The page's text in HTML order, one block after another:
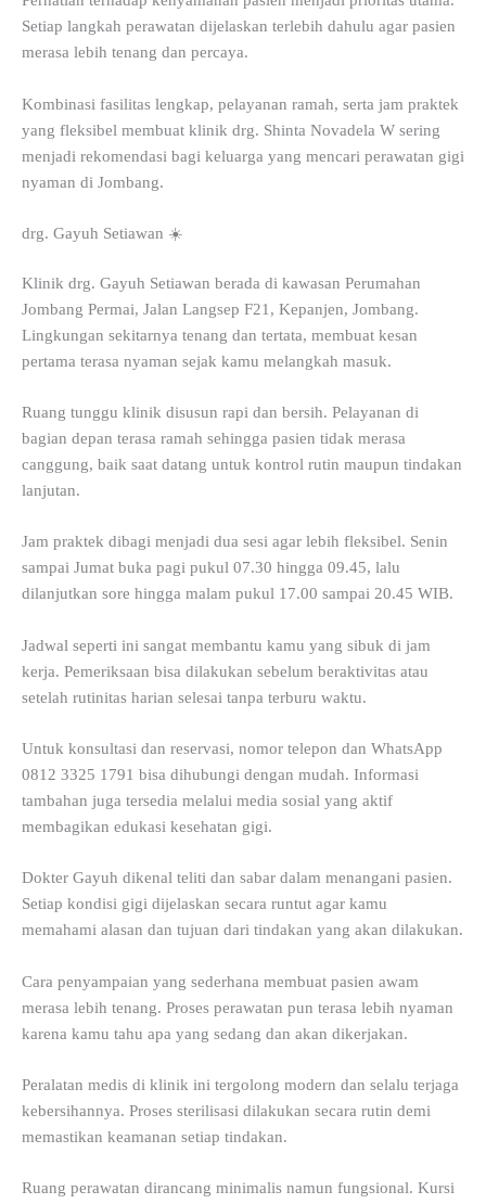
Setiap langkah perawatan dijelaskan terlebih dahulu agar pasien
merasa lebih tenang dan percaya.
Kombinasi fasilitas lengkap, pelayanan ramah, serta jam praktek
yang fleksibel membuat klinik drg. Shinta Novadela W sering
menjadi rekomendasi bagi keluarga yang mencari perawatan gigi
nyaman di Jombang.
drg. Gayuh Setiawan ☀️
Klinik drg. Gayuh Setiawan berada di kawasan Perumahan
Jombang Permai, Jalan Langsep F21, Kepanjen, Jombang.
Lingkungan sekitarnya tenang dan tertata, membuat kesan
pertama terasa nyaman sejak kamu melangkah masuk.
Ruang tunggu klinik disusun rapi dan bersih. Pelayanan di
bagian depan terasa ramah sehingga pasien tidak merasa
canggung, baik saat datang untuk kontrol rutin maupun tindakan
lanjutan.
Jam praktek dibagi menjadi dua sesi agar lebih fleksibel. Senin
sampai Jumat buka pagi pukul 07.30 hingga 09.45, lalu
dilanjutkan sore hingga malam pukul 17.00 sampai 20.45 WIB.
Jadwal seperti ini sangat membantu kamu yang sibuk di jam
kerja. Pemeriksaan bisa dilakukan sebelum beraktivitas atau
setelah rutinitas harian selesai tanpa terburu waktu.
Untuk konsultasi dan reservasi, nomor telepon dan WhatsApp
0812 3325 1791 bisa dihubungi dengan mudah. Informasi
tambahan juga tersedia melalui media sosial yang aktif
membagikan edukasi kesehatan gigi.
Dokter Gayuh dikenal teliti dan sabar dalam menangani pasien.
Setiap kondisi gigi dijelaskan secara runtut agar kamu
memahami alasan dan tujuan dari tindakan yang akan dilakukan.
Cara penyampaian yang sederhana membuat pasien awam
merasa lebih tenang. Proses perawatan pun terasa lebih nyaman
karena kamu tahu apa yang sedang dan akan dikerjakan.
Peralatan medis di klinik ini tergolong modern dan selalu terjaga
kebersihannya. Proses sterilisasi dilakukan secara rutin demi
memastikan keamanan setiap tindakan.
Ruang perawatan dirancang minimalis namun fungsional. Kursi